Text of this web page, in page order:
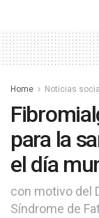
Home Noticias
para la
el día
con motivo del
Síndrome de